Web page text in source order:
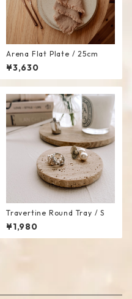
Arena Flat Plate / 25cm
¥3,630
Travertine Round Tray / S
¥1,980